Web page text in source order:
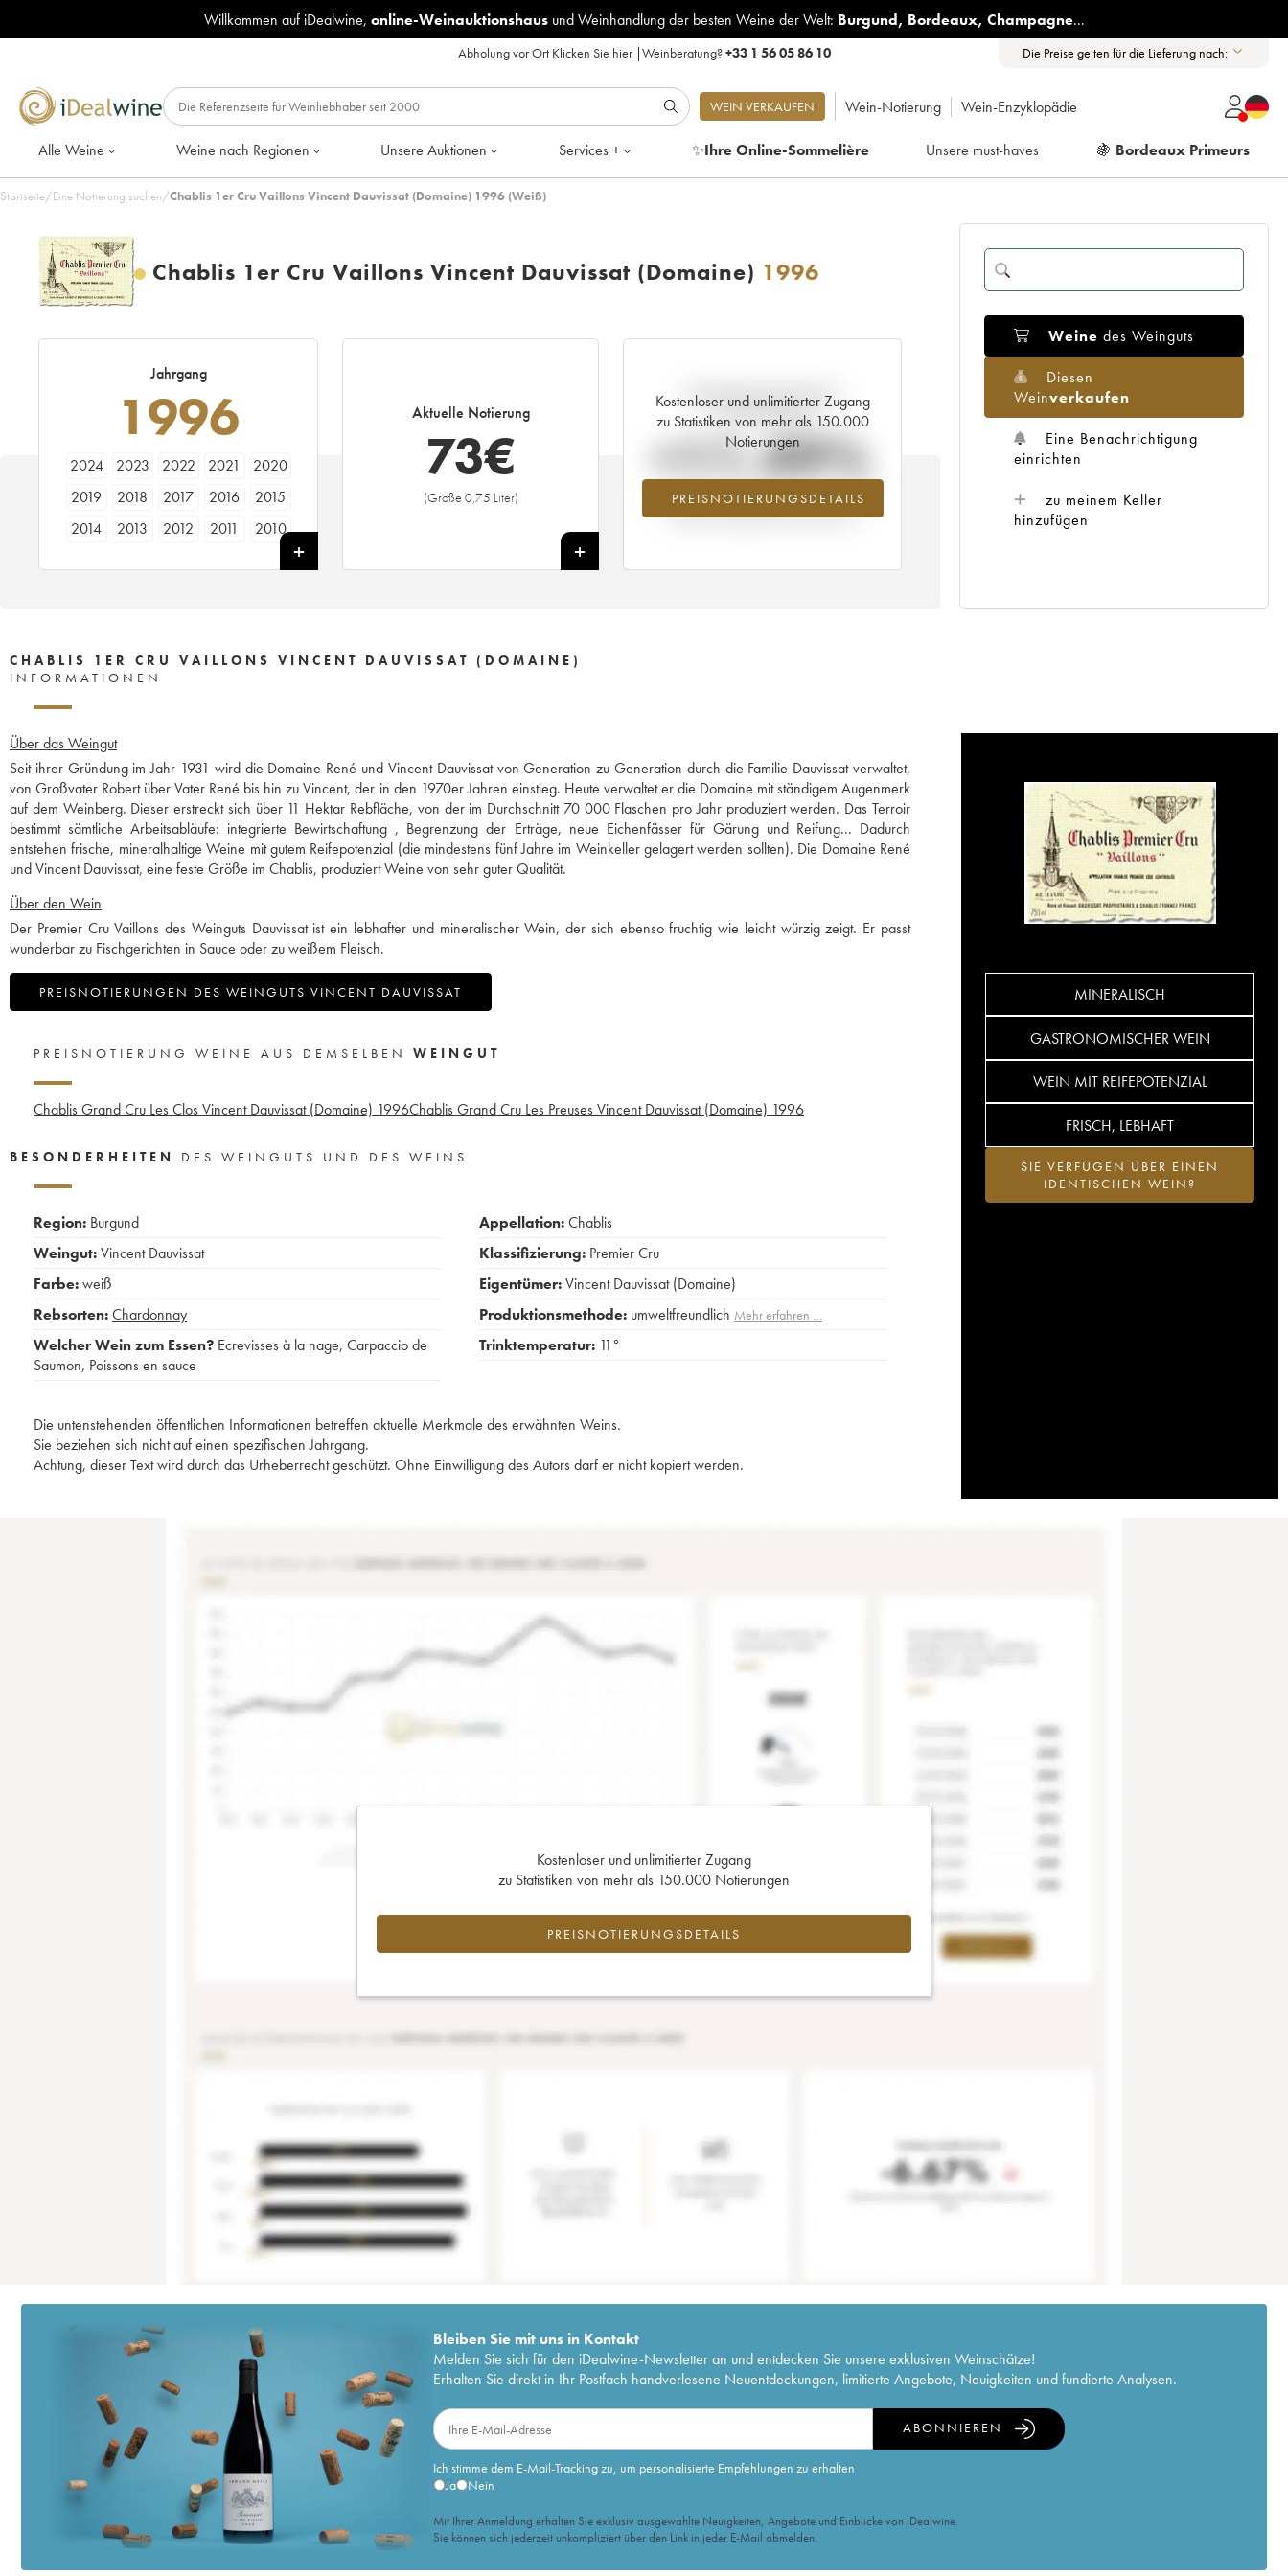
Willkommen auf iDealwine, online-Weinauktionshausund Weinhandlung der besten Weine der Welt: Burgund, Bordeaux, Champagne...
Abholung vor Ort Klicken Sie hier|Weinberatung?+33 1 56 05 86 10 Die Preise gelten für die Lieferung nach:
WEIN VERKAUFEN Wein-Notierung Wein-Enzyklopädie
Alle Weine Weine nach Regionen Unsere Auktionen Services + ✨Ihre Online-Sommelière Unsere must-haves 🍇 Bordeaux Primeurs
Startseite/Eine Notierung suchen/Chablis 1er Cru Vaillons Vincent Dauvissat (Domaine) 1996 (Weiß)
Chablis 1er Cru Vaillons Vincent Dauvissat (Domaine) 1996
Jahrgang
1996
2024 2023 2022 2021
2020
2019
2018 2017 2016
2015
2014
2013 2012 2011
2010
1991
1987 1985
Aktuelle Notierung
73€
(Größe 0,75 Liter)
+
Kostenloser und unlimitierter Zugang
zu Statistiken von mehr als 150.000
Notierungen
PREISNOTIERUNGSDETAILS
Aktuelle Entwicklung der
Preisnotierung
+11.49%
Preisanstiegs des Jahrgangs 1996 im Jahr
2026 im Vergleich zum Jahr 2025
Weine des Weinguts
Diesen
Weinverkaufen
Eine Benachrichtigung
einrichten
zu meinem Keller
hinzufügen
CHABLIS 1ER CRU VAILLONS VINCENT DAUVISSAT (DOMAINE)
INFORMATIONEN
Über das Weingut
Seit ihrer Gründung im Jahr 1931 wird die Domaine René und Vincent Dauvissat von Generation zu Generation durch die Familie Dauvissat verwaltet,
von Großvater Robert über Vater René bis hin zu Vincent, der in den 1970er Jahren einstieg. Heute verwaltet er die Domaine mit ständigem Augenmerk
auf dem Weinberg. Dieser erstreckt sich über 11 Hektar Rebfläche, von der im Durchschnitt 70 000 Flaschen pro Jahr produziert werden. Das Terroir
bestimmt sämtliche Arbeitsabläufe: integrierte Bewirtschaftung , Begrenzung der Erträge, neue Eichenfässer für Gärung und Reifung... Dadurch
entstehen frische, mineralhaltige Weine mit gutem Reifepotenzial (die mindestens fünf Jahre im Weinkeller gelagert werden sollten). Die Domaine René
und Vincent Dauvissat, eine feste Größe im Chablis, produziert Weine von sehr guter Qualität.
Über den Wein
Der Premier Cru Vaillons des Weinguts Dauvissat ist ein lebhafter und mineralischer Wein, der sich ebenso fruchtig wie leicht würzig zeigt. Er passt
wunderbar zu Fischgerichten in Sauce oder zu weißem Fleisch.
PREISNOTIERUNGEN DES WEINGUTS VINCENT DAUVISSAT MINERALISCH
GASTRONOMISCHER WEIN
WEIN MIT REIFEPOTENZIAL
FRISCH, LEBHAFT
SIE VERFÜGEN ÜBER EINEN
IDENTISCHEN WEIN?
PREISNOTIERUNG WEINE AUS DEMSELBEN WEINGUT
Chablis Grand Cru Les Clos Vincent Dauvissat (Domaine) 1996Chablis Grand Cru Les Preuses Vincent Dauvissat (Domaine) 1996
BESONDERHEITEN DES WEINGUTS UND DES WEINS
Region: Burgund
Weingut:Vincent Dauvissat
Farbe:weiß
Rebsorten:Chardonnay
Welcher Wein zum Essen? Ecrevisses à la nage, Carpaccio de
Saumon, Poissons en sauce
Appellation:Chablis
Klassifizierung: Premier Cru
Eigentümer:Vincent Dauvissat (Domaine)
Produktionsmethode: umweltfreundlich Mehr erfahren …
Trinktemperatur: 11°
Die untenstehenden öffentlichen Informationen betreffen aktuelle Merkmale des erwähnten Weins.
Sie beziehen sich nicht auf einen spezifischen Jahrgang.
Achtung, dieser Text wird durch das Urheberrecht geschützt. Ohne Einwilligung des Autors darf er nicht kopiert werden.
Kostenloser und unlimitierter Zugang
zu Statistiken von mehr als 150.000 Notierungen
PREISNOTIERUNGSDETAILS
Bleiben Sie mit uns in Kontakt
Melden Sie sich für den iDealwine-Newsletter an und entdecken Sie unsere exklusiven Weinschätze!
Erhalten Sie direkt in Ihr Postfach handverlesene Neuentdeckungen, limitierte Angebote, Neuigkeiten und fundierte Analysen.
Ich stimme dem E-Mail-Tracking zu, um personalisierte Empfehlungen zu erhalten
Ja
Nein
ABONNIEREN
Mit Ihrer Anmeldung erhalten Sie exklusiv ausgewählte Neuigkeiten, Angebote und Einblicke von iDealwine.
Sie können sich jederzeit unkompliziert über den Link in jeder E-Mail abmelden.